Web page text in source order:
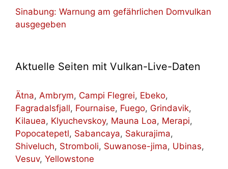
Sinabung: Warnung am gefährlichen Domvulkan
ausgegeben
Aktuelle Seiten mit Vulkan-Live-Daten
Ätna, Ambrym, Campi Flegrei, Ebeko,
Fagradalsfjall, Fournaise, Fuego, Grindavik,
Kilauea, Klyuchevskoy, Mauna Loa, Merapi,
Popocatepetl, Sabancaya, Sakurajima,
Shiveluch, Stromboli, Suwanose-jima, Ubinas,
Vesuv, Yellowstone